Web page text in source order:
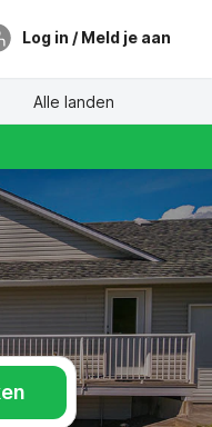
Log in / Meld je aan
Alle landen